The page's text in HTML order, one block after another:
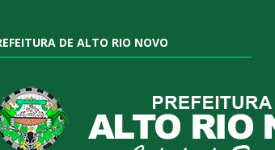
DE ALTO RIO NOVO